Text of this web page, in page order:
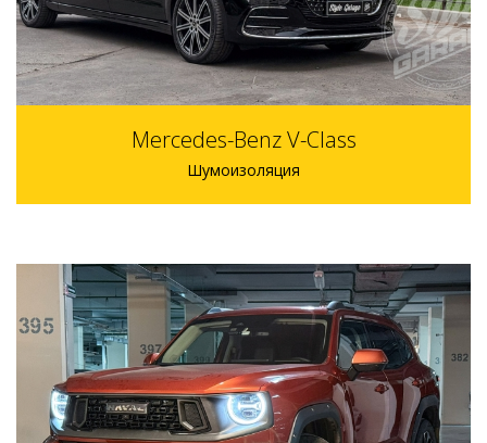
Mercedes-Benz V-Class
Шумоизоляция
75000 р. 1 день